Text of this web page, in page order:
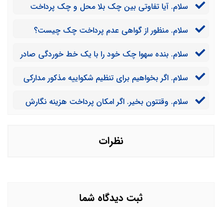
سلام. آیا تفاوتی بین چک بلا محل و چک پرداخت
سلام. منظور از گواهی عدم پرداخت چک چیست؟
سلام. بنده سهوا چک خود را با یک خط خوردگی صادر
پیشنهاد می دهید؟
سلام. اگر بخواهیم برای تنظیم شکواییه مذکور مدارکی
سلام. وقتتون بخیر. اگر امکان پرداخت هزینه نگارش
نظرات
ثبت دیدگاه شما